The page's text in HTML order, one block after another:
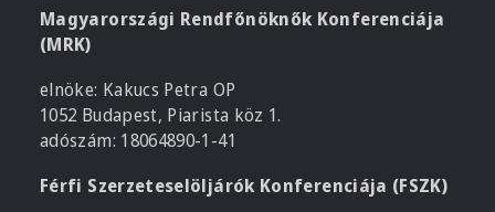
Magyarországi Rendfőnöknők Konferenciája
(MRK)
elnöke: Kakucs Petra OP
1052 Budapest, Piarista köz 1.
adószám: 18064890-1-41
Férfi Szerzeteselöljárók Konferenciája (FSZK)